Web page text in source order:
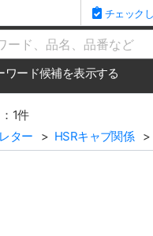
チェック
ワード候補を表示する
1件
ター HSRキャブ関係